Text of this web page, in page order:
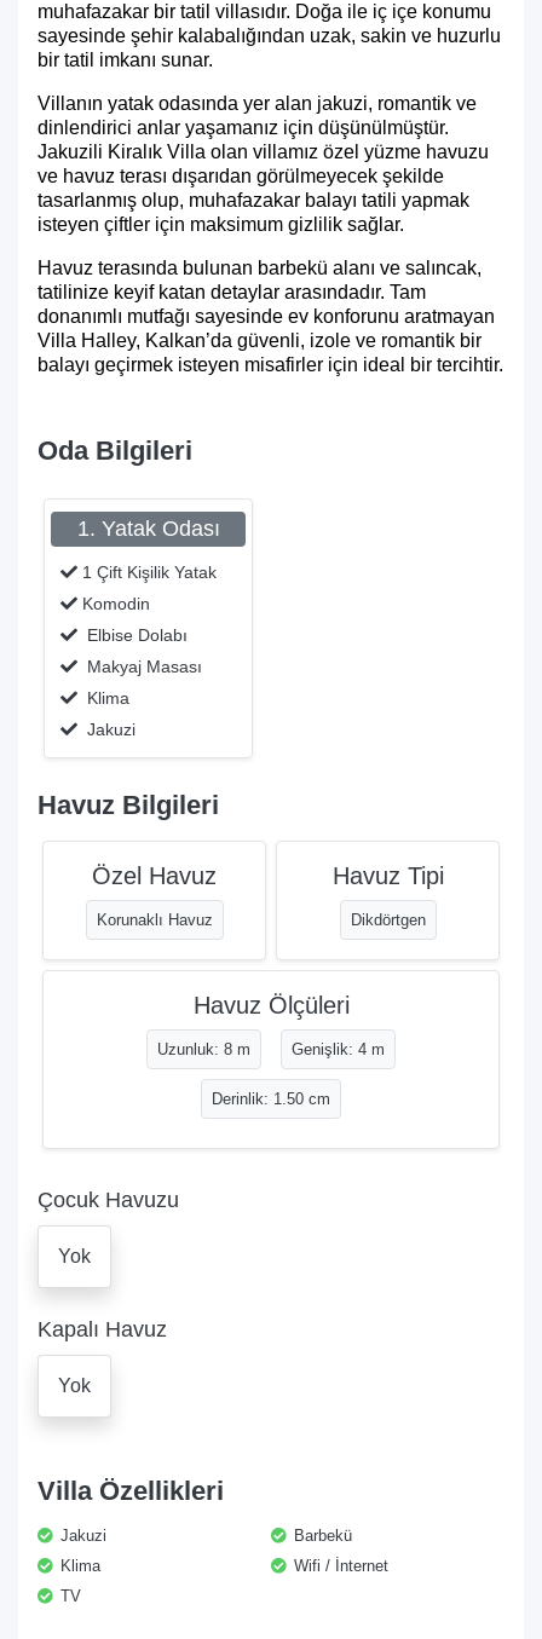
muhafazakar bir tatil villasıdır. Doğa ile iç içe konumu
sayesinde şehir kalabalığından uzak, sakin ve huzurlu
bir tatil imkanı sunar.
Villanın yatak odasında yer alan jakuzi, romantik ve
dinlendirici anlar yaşamanız için düşünülmüştür.
Jakuzili Kiralık Villa olan villamız özel yüzme havuzu
ve havuz terası dışarıdan görülmeyecek şekilde
tasarlanmış olup, muhafazakar balayı tatili yapmak
isteyen çiftler için maksimum gizlilik sağlar.
Havuz terasında bulunan barbekü alanı ve salıncak,
tatilinize keyif katan detaylar arasındadır. Tam
donanımlı mutfağı sayesinde ev konforunu aratmayan
Villa Halley, Kalkan’da güvenli, izole ve romantik bir
balayı geçirmek isteyen misafirler için ideal bir tercihtir.
Oda Bilgileri
1. Yatak Odası
1 Çift Kişilik Yatak
Komodin
Elbise Dolabı
Makyaj Masası
Klima
Jakuzi
Havuz Bilgileri
Özel Havuz
Korunaklı Havuz
Havuz Tipi
Dikdörtgen
Havuz Ölçüleri
Uzunluk: 8 m Genişlik: 4 m
Derinlik: 1.50 cm
Çocuk Havuzu
Yok
Kapalı Havuz
Yok
Villa Özellikleri
Jakuzi
Barbekü
Klima
Wifi / İnternet
TV